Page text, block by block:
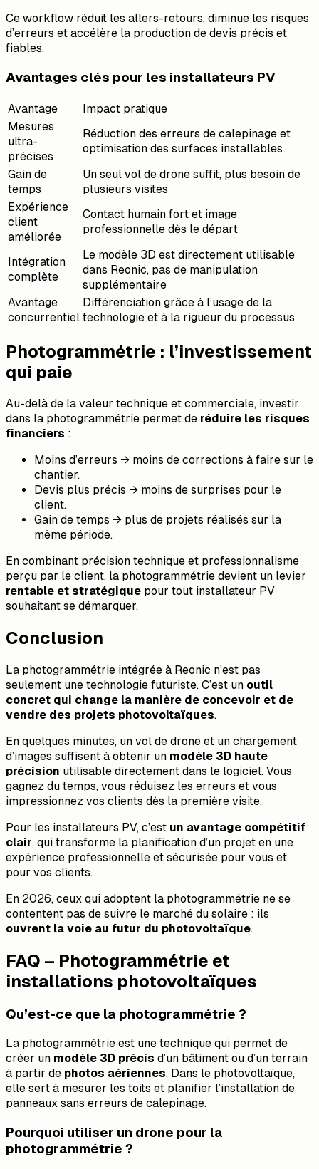
Ce workflow réduit les allers-retours, diminue les risques
d’erreurs et accélère la production de devis précis et
fiables.
Avantages clés pour les installateurs PV
Avantage
Impact pratique
Mesures
ultra-
précises
Réduction des erreurs de calepinage et
optimisation des surfaces installables
Gain de
temps
Un seul vol de drone suffit, plus besoin de
plusieurs visites
Expérience
client
améliorée
Contact humain fort et image
professionnelle dès le départ
Intégration
complète
Le modèle 3D est directement utilisable
dans Reonic, pas de manipulation
supplémentaire
Avantage
concurrentiel
Différenciation grâce à l’usage de la
technologie et à la rigueur du processus
Photogrammétrie : l’investissement
qui paie
Au-delà de la valeur technique et commerciale, investir
dans la photogrammétrie permet de réduire les risques
financiers :
Moins d’erreurs → moins de corrections à faire sur le
chantier.
Devis plus précis → moins de surprises pour le
client.
Gain de temps → plus de projets réalisés sur la
même période.
En combinant précision technique et professionnalisme
perçu par le client, la photogrammétrie devient un levier
rentable et stratégique pour tout installateur PV
souhaitant se démarquer.
Conclusion
La photogrammétrie intégrée à Reonic n’est pas
seulement une technologie futuriste. C’est un outil
concret qui change la manière de concevoir et de
vendre des projets photovoltaïques.
En quelques minutes, un vol de drone et un chargement
d’images suffisent à obtenir un modèle 3D haute
précision utilisable directement dans le logiciel. Vous
gagnez du temps, vous réduisez les erreurs et vous
impressionnez vos clients dès la première visite.
Pour les installateurs PV, c’est un avantage compétitif
clair, qui transforme la planification d’un projet en une
expérience professionnelle et sécurisée pour vous et
pour vos clients.
En 2026, ceux qui adoptent la photogrammétrie ne se
contentent pas de suivre le marché du solaire : ils
ouvrent la voie au futur du photovoltaïque.
FAQ – Photogrammétrie et
installations photovoltaïques
Qu’est-ce que la photogrammétrie ?
La photogrammétrie est une technique qui permet de
créer un modèle 3D précis d’un bâtiment ou d’un terrain
à partir de photos aériennes. Dans le photovoltaïque,
elle sert à mesurer les toits et planifier l’installation de
panneaux sans erreurs de calepinage.
Pourquoi utiliser un drone pour la
photogrammétrie ?